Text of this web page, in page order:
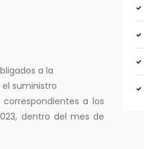
a la
suministro
a los
dentro del mes de